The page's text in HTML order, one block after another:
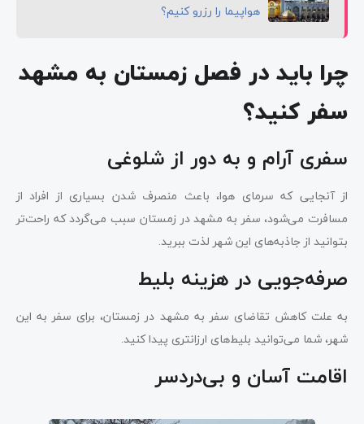
هواپیما را رزرو کنیم؟
چرا باید در فصل زمستان به مشهد
سفر کنید؟
سفری آرام و به دور از شلوغی
از آنجایی که سرمای هوا، باعث منصرف شدن بسیاری از افراد از
مسافرت می‌شود، سفر به مشهد در زمستان سبب می‌گردد که راحت‌تر
بتوانید از جاذبه‌های این شهر لذت ببرید.
صرفه‌جویی در هزینه بلیط
به علت کاهش تقاضای سفر به مشهد در زمستان، برای سفر به این
شهر، شما می‌توانید بلیط‌های ارزانتری پیدا کنید.
اقامت آسان و بی‌دردسر